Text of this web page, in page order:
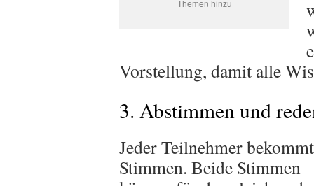
Themen hinzu
Vorstellung, damit alle
3. Abstimmen und
Jeder Teilnehmer
Stimmen. Beide Stimmen